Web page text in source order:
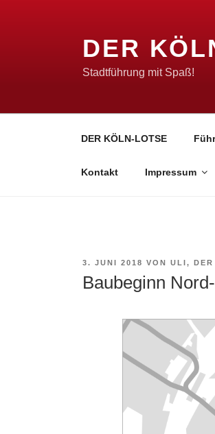
DER
Stadtführung mit Spaß!
DER KÖLN-LOTSE
Kontakt Impressum
VERÖFFENTLICHT
3. JUNI 2018 VON ULI, DER
Baubeginn